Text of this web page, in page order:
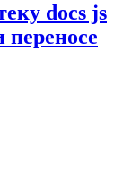
docs js
переносе